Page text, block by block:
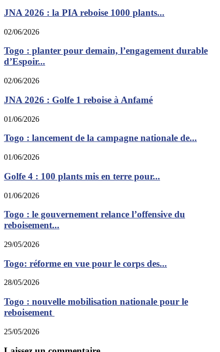
JNA 2026 : la PIA reboise 1000 plants...
02/06/2026
Togo : planter pour demain, l’engagement durable
d’Espoir...
02/06/2026
JNA 2026 : Golfe 1 reboise à Anfamé
01/06/2026
Togo : lancement de la campagne nationale de...
01/06/2026
Golfe 4 : 100 plants mis en terre pour...
01/06/2026
Togo : le gouvernement relance l’offensive du
reboisement...
29/05/2026
Togo: réforme en vue pour le corps des...
28/05/2026
Togo : nouvelle mobilisation nationale pour le
reboisement
25/05/2026